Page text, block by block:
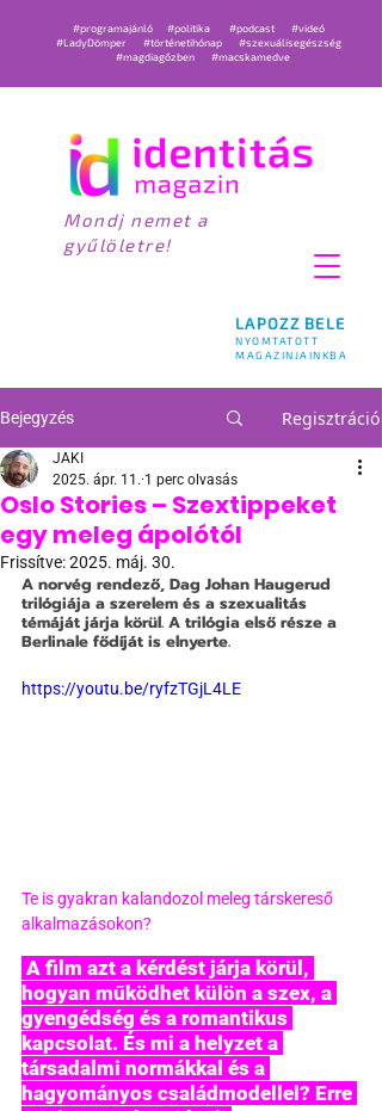
LAPOZZ BELE
NYOMTATOTT
MAGAZINJAINKBA
#programajánló #politika #podcast
#videó
#LadyDömper
#történetihónap
#szexuálisegészség
#magdiagőzben
#macskamedve
Mondj nemet a
gyűlöletre!
Bejegyzés Regisztráció
Oslo Stories – Szextippeket
egy meleg ápolótól
JAKI
2025. ápr. 11. 1 perc olvasás
Frissítve:2025. máj. 30.
A norvég rendező, Dag Johan Haugerud
trilógiája a szerelem és a szexualitás
témáját járja körül. A trilógia első része a
Berlinale fődíját is elnyerte.
https://youtu.be/ryfzTGjL4LE
Te is gyakran kalandozol meleg társkereső
alkalmazásokon?
hogyan működhet külön a szex, a
gyengédség és a romantikus
kapcsolat. És mi a helyzet a
társadalmi normákkal és a
hagyományos családmodellel? Erre